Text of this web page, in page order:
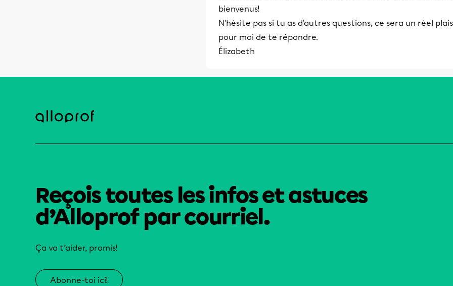
bienvenus!
N'hésite pas si tu as d'autres questions, ce sera un réel
pour moi de te répondre.
Élizabeth
Reçois toutes les infos et astuces
d’Alloprof par courriel.
Ça va t’aider, promis!
Abonne-toi ici!